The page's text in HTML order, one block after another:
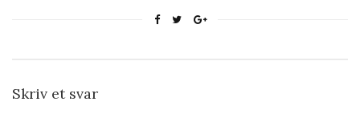
Skriv et svar